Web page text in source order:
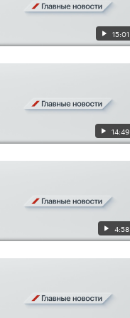
15:01
14:49
4:58